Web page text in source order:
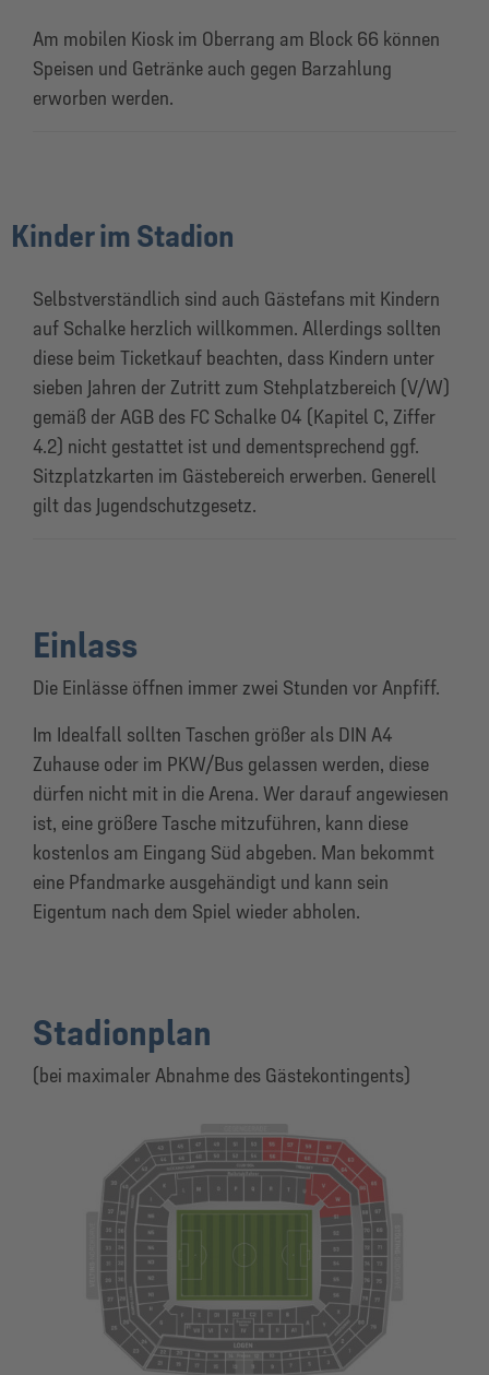
Am mobilen Kiosk im Oberrang am Block 66 können
Speisen und Getränke auch gegen Barzahlung
erworben werden.
Kinder im Stadion
Selbstverständlich sind auch Gästefans mit Kindern
auf Schalke herzlich willkommen. Allerdings sollten
diese beim Ticketkauf beachten, dass Kindern unter
sieben Jahren der Zutritt zum Stehplatzbereich (V/W)
gemäß der AGB des FC Schalke 04 (Kapitel C, Ziffer
4.2) nicht gestattet ist und dementsprechend ggf.
Sitzplatzkarten im Gästebereich erwerben. Generell
gilt das Jugendschutzgesetz.
Einlass
Die Einlässe öffnen immer zwei Stunden vor Anpfiff.
Im Idealfall sollten Taschen größer als DIN A4
Zuhause oder im PKW/Bus gelassen werden, diese
dürfen nicht mit in die Arena. Wer darauf angewiesen
ist, eine größere Tasche mitzuführen, kann diese
kostenlos am Eingang Süd abgeben. Man bekommt
eine Pfandmarke ausgehändigt und kann sein
Eigentum nach dem Spiel wieder abholen.
Stadionplan
(bei maximaler Abnahme des Gästekontingents)